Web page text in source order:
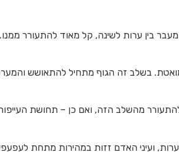
בין ערות לשינה, קל מאוד להתעורר ממנו.
בשלב זה הגוף מתחיל להתאושש
מהשלב הזה, ואם כן – תחושת
לערות, ועיני האדם זזות במהירות מתחת